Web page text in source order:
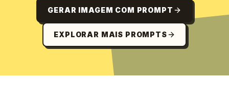
GERAR IMAGEM COM PROMPT
EXPLORAR MAIS PROMPTS